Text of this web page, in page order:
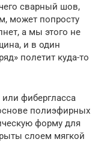
сварный шов,
может попросту
а мы этого не
и в один
полетит куда-то
фибергласса
полиэфирных
форму для
слоем мягкой